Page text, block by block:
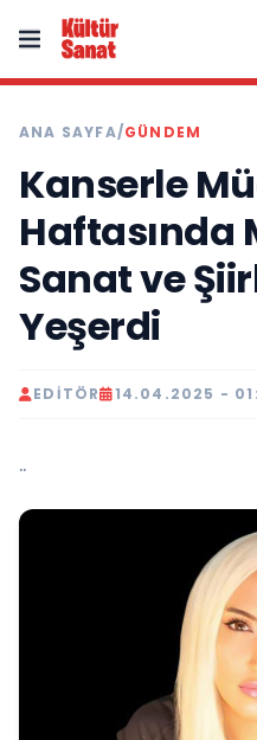
ANA SAYFA/GÜNDEM
Kanserle
Haftasında
Sanat ve
Yeşerdi
EDITÖR 14.04.2025 -
..